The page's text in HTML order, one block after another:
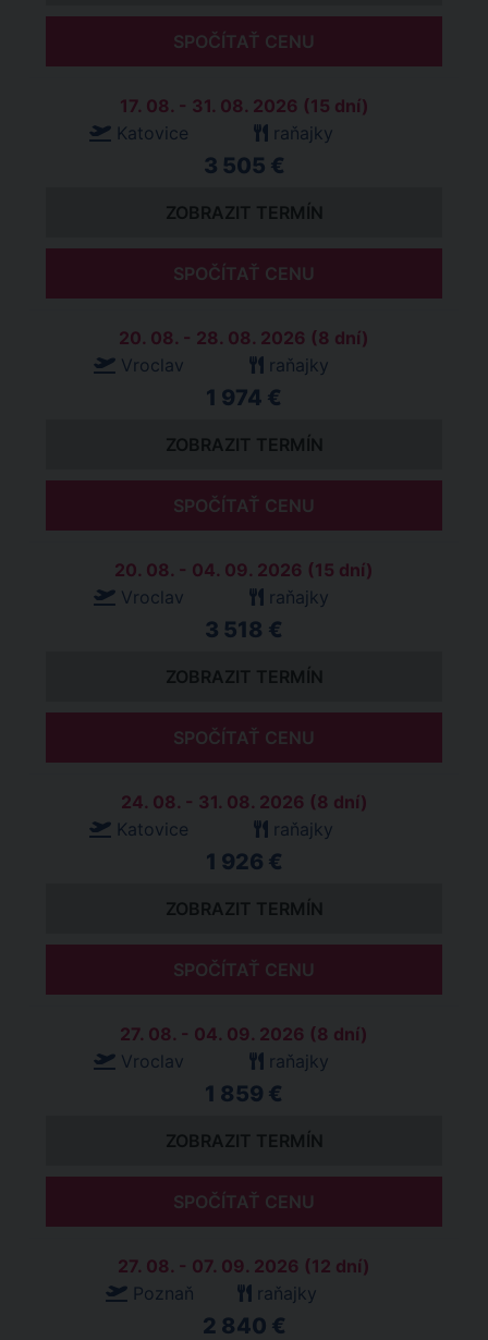
SPOČÍTAŤ CENU
17. 08. - 31. 08. 2026 (15 dní)
Katovice
raňajky
3 505 €
ZOBRAZIT TERMÍN
SPOČÍTAŤ CENU
20. 08. - 28. 08. 2026 (8 dní)
Vroclav
raňajky
1 974 €
ZOBRAZIT TERMÍN
SPOČÍTAŤ CENU
20. 08. - 04. 09. 2026 (15 dní)
Vroclav
raňajky
3 518 €
ZOBRAZIT TERMÍN
SPOČÍTAŤ CENU
24. 08. - 31. 08. 2026 (8 dní)
Katovice
raňajky
1 926 €
ZOBRAZIT TERMÍN
SPOČÍTAŤ CENU
27. 08. - 04. 09. 2026 (8 dní)
Vroclav
raňajky
1 859 €
ZOBRAZIT TERMÍN
SPOČÍTAŤ CENU
27. 08. - 07. 09. 2026 (12 dní)
Poznaň
raňajky
2 840 €